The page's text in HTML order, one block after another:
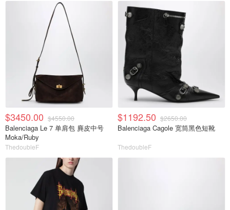
$3450.00 $4550.00
Balenciaga Le 7 单肩包 麂皮中号
Moka/Ruby
ThedoubleF
$1192.50 $2650.00
Balenciaga Cagole 宽筒黑色短靴
ThedoubleF